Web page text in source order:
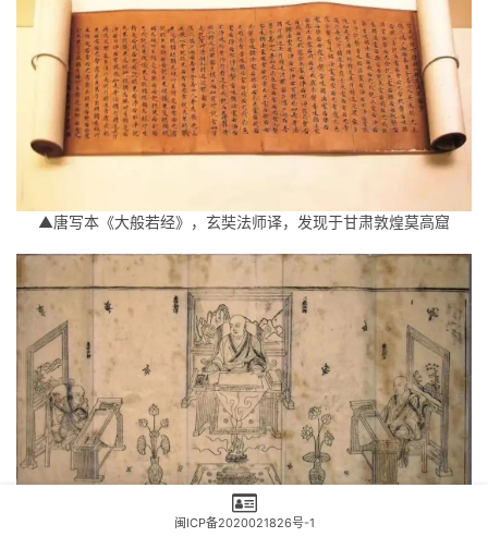
▲唐写本《大般若经》，玄奘法师译，发现于甘肃敦煌莫高窟
▲明代玄奘法师译经图，出自明代木版刻印大藏经《洪武南藏》之
闽ICP备2020021826号-1